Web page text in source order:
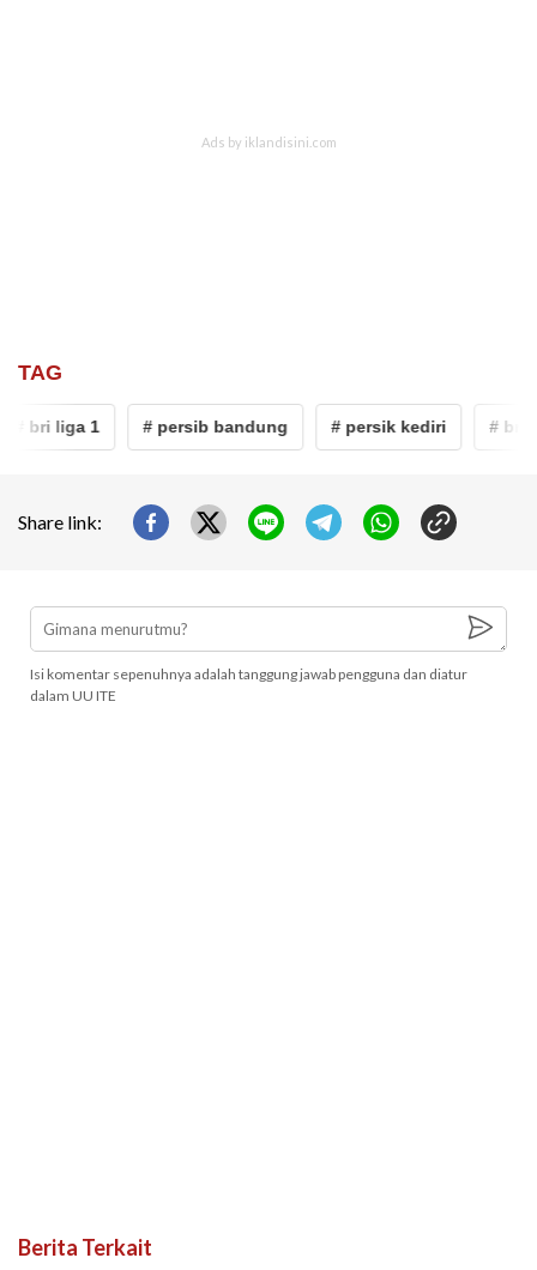
TAG
# bri liga 1 # persib bandung # persik kediri # bri
Share link:
Isi komentar sepenuhnya adalah tanggung jawab pengguna dan diatur
dalam UU ITE
Berita Terkait